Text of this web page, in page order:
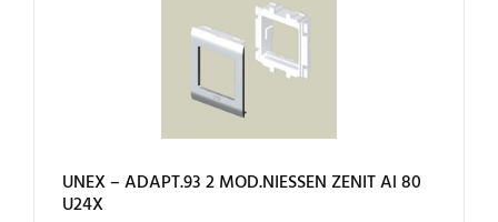
UNEX – ADAPT.93 2 MOD.NIESSEN ZENIT Al 80
U24X